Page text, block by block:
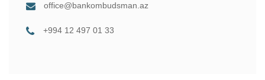
office@bankombudsman.az
+994 12 497 01 33